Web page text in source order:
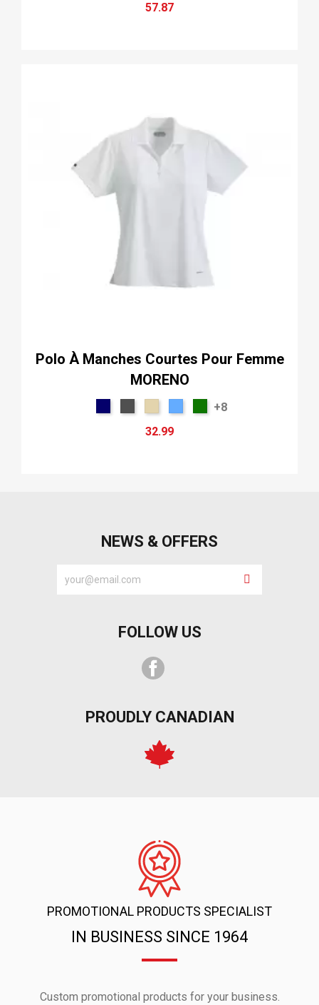
57.87
Polo À Manches Courtes Pour Femme
MORENO
+8
32.99
NEWS & OFFERS
FOLLOW US
Facebook
PROUDLY CANADIAN
PROMOTIONAL PRODUCTS SPECIALIST
IN BUSINESS SINCE 1964
Custom promotional products for your business.